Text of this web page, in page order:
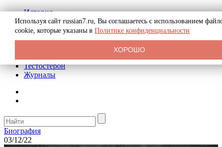
История
Биография
Криминал
Реклама на сайте
Тестостерон
Журналы
Биография
03/12/22
Используя сайт russian7.ru, Вы соглашаетесь с использованием
cookie, которые указаны в Политике конфиденциальности
ХОРОШО